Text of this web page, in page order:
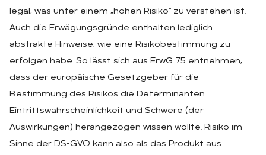
legal, was unter einem „hohen Risiko“ zu verstehen ist.
Auch die Erwägungsgründe enthalten lediglich
abstrakte Hinweise, wie eine Risikobestimmung zu
erfolgen habe. So lässt sich aus ErwG 75 entnehmen,
dass der europäische Gesetzgeber für die
Bestimmung des Risikos die Determinanten
Eintrittswahrscheinlichkeit und Schwere (der
Auswirkungen) herangezogen wissen wollte. Risiko im
Sinne der DS-GVO kann also als das Produkt aus